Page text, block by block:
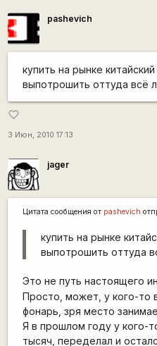
pashevich
купить на рынке
выпотрошить оттуда всё
favorite_border
3 Июн, 2010 17:13
jager
Цитата сообщения от pashevich
купить на рынке
выпотрошить оттуда
Это не путь настоящего
Просто, может, у кого-то
фонарь, зря место
Я в прошлом году у кого-
тысяч, переделал и